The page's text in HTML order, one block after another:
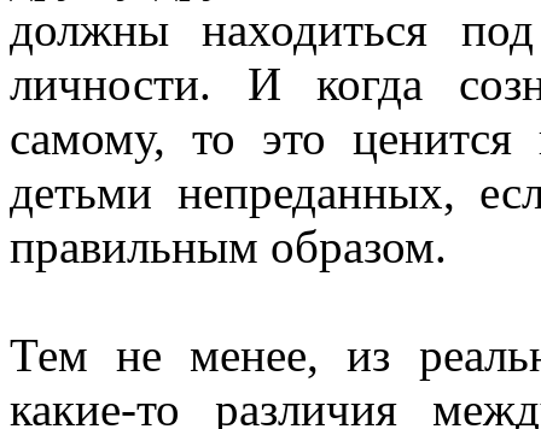
должны находиться
личности. И когда
самому, то это
детьми непреданных,
правильным образом.
Тем не менее, из
какие-то различия